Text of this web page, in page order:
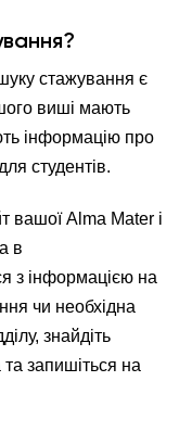
стажування є
виші мають
інформацію про
студентів.
вашої Alma Mater і
в
з інформацією на
чи необхідна
знайдіть
запишіться на